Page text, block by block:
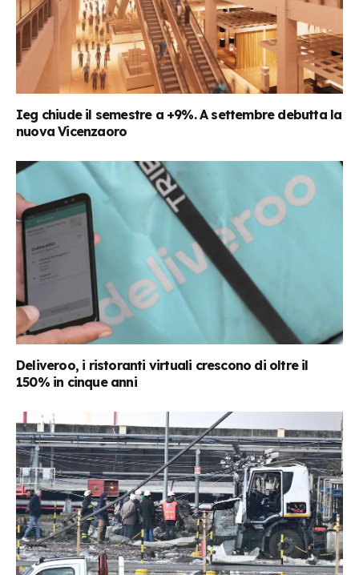
Ieg chiude il semestre a +9%. A settembre debutta la
nuova Vicenzaoro
Deliveroo, i ristoranti virtuali crescono di oltre il
150% in cinque anni